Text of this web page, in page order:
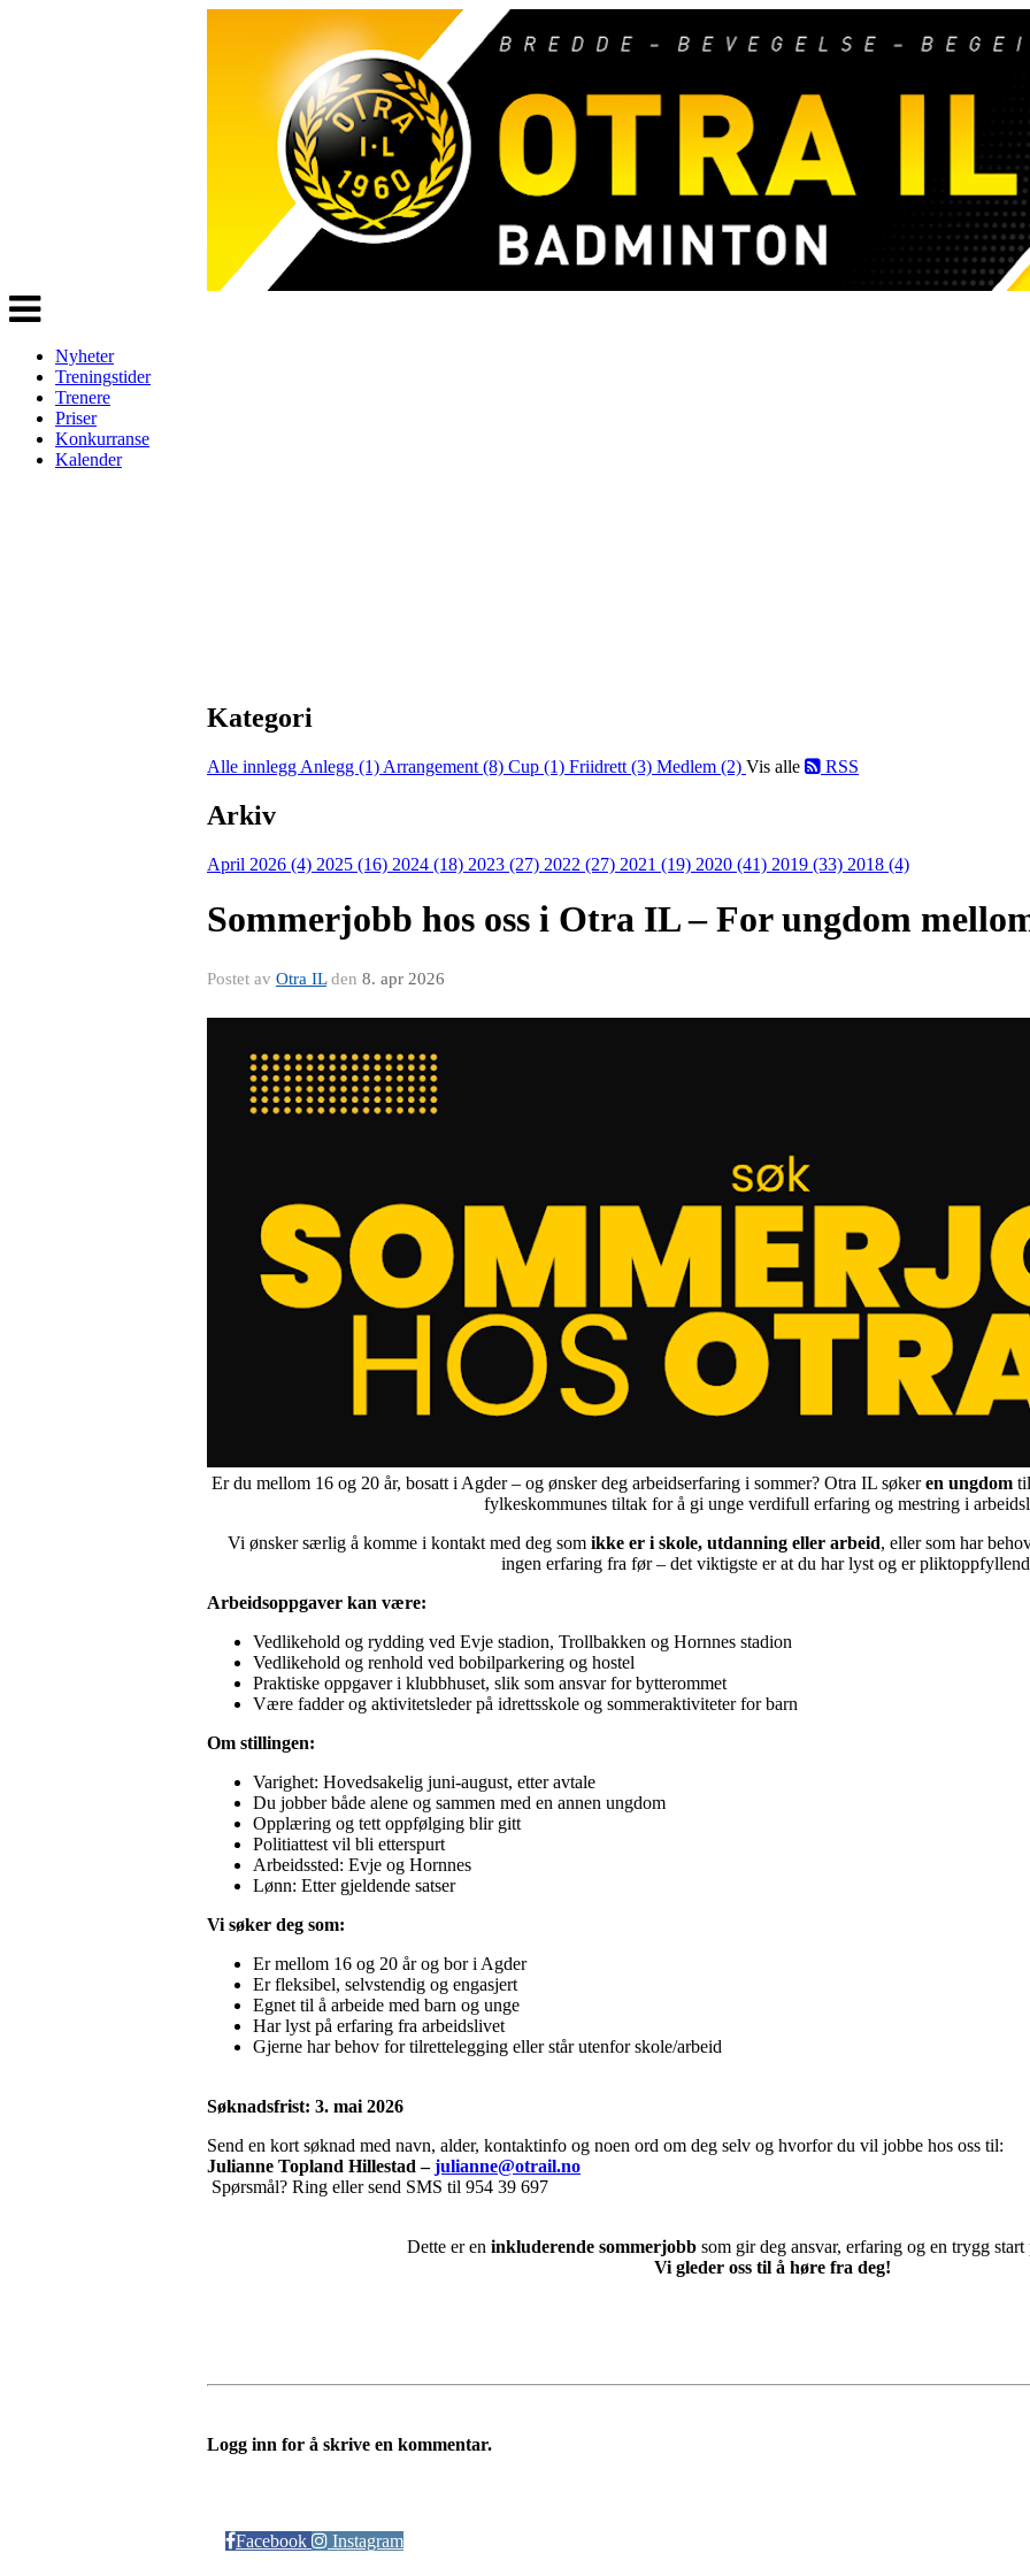
Veksle
navigasjon
Nyheter
Treningstider
Trenere
Priser
Konkurranse
Kalender
Kategori
Alle innlegg Anlegg (1) Arrangement (8) Cup (1) Friidrett (3) Medlem (2) Vis alle RSS
Arkiv
April 2026 (4) 2025 (16) 2024 (18) 2023 (27) 2022 (27) 2021 (19) 2020 (41) 2019 (33) 2018 (4)
Sommerjobb hos oss i Otra IL – For ungdom
Postet av Otra ILden 8. apr 2026
Er du mellom 16 og 20 år, bosatt i Agder – og ønsker deg arbeidserfaring i sommer? Otra IL søkeren ungdom
fylkeskommunes tiltak for å gi unge verdifull erfaring og mestring i
Vi ønsker særlig å komme i kontakt med deg som ikke er i skole, utdanning eller arbeid, eller som har
ingen erfaring fra før – det viktigste er at du har lyst og er
Arbeidsoppgaver kan være:
Vedlikehold og rydding ved Evje stadion, Trollbakken og Hornnes stadion
Vedlikehold og renhold ved bobilparkering og hostel
Praktiske oppgaver i klubbhuset, slik som ansvar for bytterommet
Være fadder og aktivitetsleder på idrettsskole og sommeraktiviteter for barn
Om stillingen:
Varighet: Hovedsakelig juni-august, etter avtale
Du jobber både alene og sammen med en annen ungdom
Opplæring og tett oppfølging blir gitt
Politiattest vil bli etterspurt
Arbeidssted: Evje og Hornnes
Lønn: Etter gjeldende satser
Vi søker deg som:
Er mellom 16 og 20 år og bor i Agder
Er fleksibel, selvstendig og engasjert
Egnet til å arbeide med barn og unge
Har lyst på erfaring fra arbeidslivet
Gjerne har behov for tilrettelegging eller står utenfor skole/arbeid
Søknadsfrist: 3. mai 2026
Send en kort søknad med navn, alder, kontaktinfo og noen ord om deg selv og hvorfor du vil jobbe hos oss til:
Julianne Topland Hillestad –julianne@otrail.no
Spørsmål? Ring eller send SMS til 954 39 697
Dette er en inkluderende sommerjobb som gir deg ansvar, erfaring og en trygg
Vi gleder oss til å høre fra deg!
Logg inn for å skrive en kommentar.
Facebook
Instagram